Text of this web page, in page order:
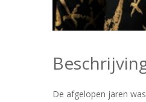
De afgelopen jaren